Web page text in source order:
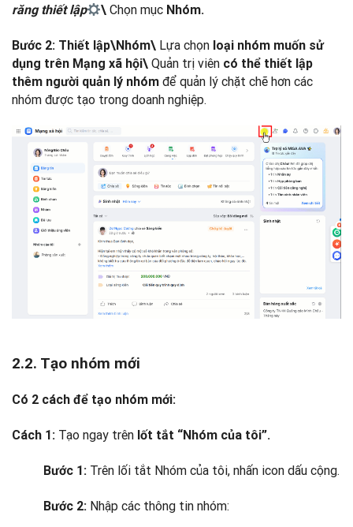
răng thiết lập
\Chọn mục Nhóm.
Bước 2: Thiết lập\Nhóm\ Lựa chọn loại nhóm muốn sử
dụng trên Mạng xã hội\ Quản trị viên có thể thiết lập
thêm người quản lý nhóm để quản lý chặt chẽ hơn các
nhóm được tạo trong doanh nghiệp.
2.2. Tạo nhóm mới
Có 2 cách để tạo nhóm mới:
Cách 1: Tạo ngay trên lốt tắt “Nhóm của tôi”.
Bước 1: Trên lối tắt Nhóm của tôi, nhấn icon dấu cộng.
Bước 2: Nhập các thông tin nhóm: